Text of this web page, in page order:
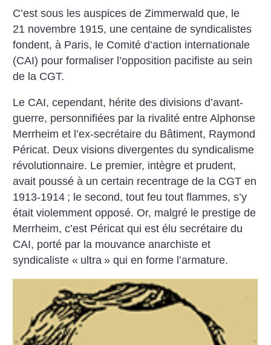
C’est sous les auspices de ­Zimmerwald que, le
21 novembre 1915, une centaine de syndi­calistes
fondent, à Paris, le Comité d’action internationale
(CAI) pour formaliser l’opposition pacifiste au sein
de la CGT.
Le CAI, cependant, hérite des divisions d’avant-
guerre, personnifiées par la rivalité entre Alphonse
­Merrheim et l’ex-secrétaire du Bâtiment, Raymond
Péricat. Deux visions divergentes du syndicalisme
révolutionnaire. Le premier, intègre et prudent,
avait poussé à un certain recentrage de la CGT en
1913-1914 ; le second, tout feu tout flammes, s’y
était violemment opposé. Or, malgré le prestige de
Merrheim, c’est Péricat qui est élu secrétaire du
CAI, porté par la mouvance anarchiste et
syndicaliste « ultra » qui en forme l’armature.